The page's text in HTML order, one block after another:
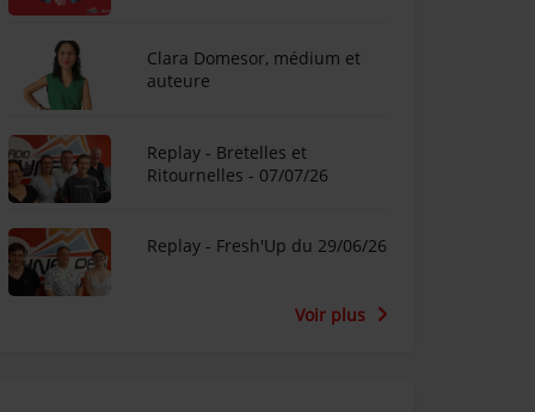
Clara Domesor, médium et
auteure
Replay - Bretelles et
Ritournelles - 07/07/26
Replay - Fresh'Up du 29/06/26
Voir plus